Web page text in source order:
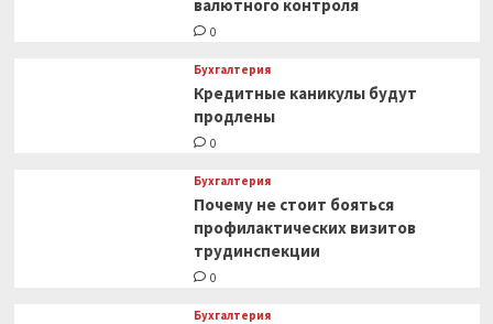
валютного контроля
0
Бухгалтерия
Кредитные каникулы будут
продлены
0
Бухгалтерия
Почему не стоит бояться
профилактических визитов
трудинспекции
0
Бухгалтерия